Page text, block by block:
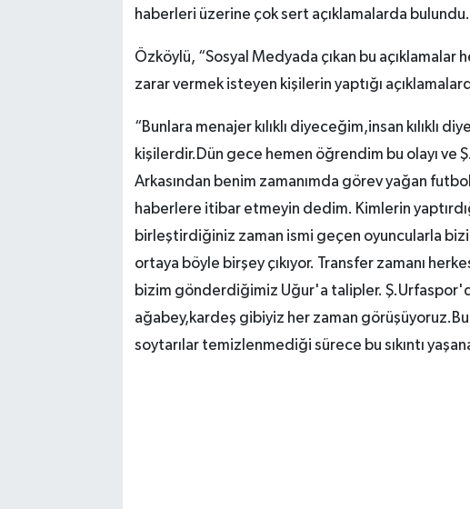
haberleri üzerine çok sert açıklamalarda bulundu.
Özköylü, “Sosyal Medyada çıkan bu açıklamalar
zarar vermek isteyen kişilerin yaptığı
“Bunlara menajer kılıklı diyeceğim,insan kılıklı
kişilerdir.Dün gece hemen öğrendim bu olayı ve
Arkasından benim zamanımda görev yağan
haberlere itibar etmeyin dedim. Kimlerin
birleştirdiğiniz zaman ismi geçen oyuncularla
ortaya böyle birşey çıkıyor. Transfer zamanı
bizim gönderdiğimiz Uğur'a talipler.
ağabey,kardeş gibiyiz her zaman görüşüyoruz.Bu
soytarılar temizlenmediği sürece bu sıkıntı